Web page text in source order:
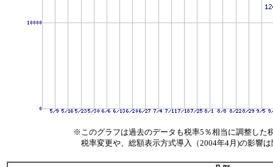
※このグラフは過去のデータも税率5％相当に調整した
税率変更や、総額表示方式導入（2004年4月)の影響